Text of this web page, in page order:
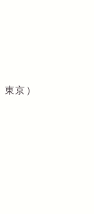
京）